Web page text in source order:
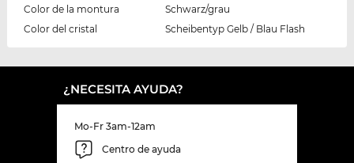
Color de la montura
Schwarz/grau
Color del cristal
Scheibentyp Gelb / Blau Flash
¿NECESITA AYUDA?
Mo-Fr 3am-12am
Centro de ayuda